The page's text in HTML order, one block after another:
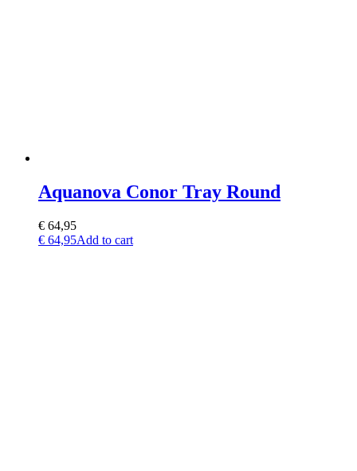
Aquanova Conor Tray Round
€ 64,95
€ 64,95Add to cart